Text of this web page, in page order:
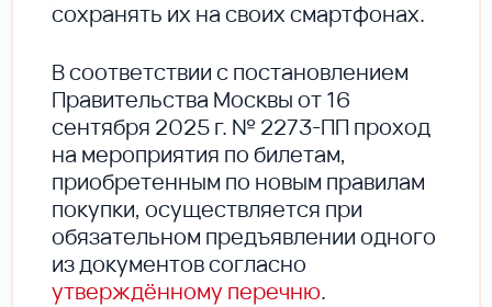
сохранять их на своих смартфонах.
В соответствии с постановлением
Правительства Москвы от 16
сентября 2025 г. № 2273-ПП проход
на мероприятия по билетам,
приобретенным по новым правилам
покупки, осуществляется при
обязательном предъявлении одного
из документов согласно
утверждённому перечню.